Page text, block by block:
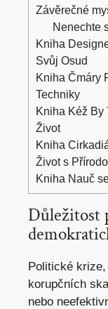
Závěrečné
Nenechte
Kniha
Svůj Osud
Kniha Čmáry
Techniky
Kniha Kéž By
Život
Kniha
Život s
Kniha Nauč
Důležitost
Politické
korupčních
nebo